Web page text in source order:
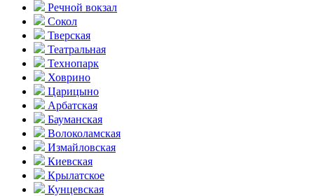
Речной вокзал
Сокол
Тверская
Театральная
Технопарк
Ховрино
Царицыно
Арбатская
Бауманская
Волоколамская
Измайловская
Киевская
Крылатское
Кунцевская